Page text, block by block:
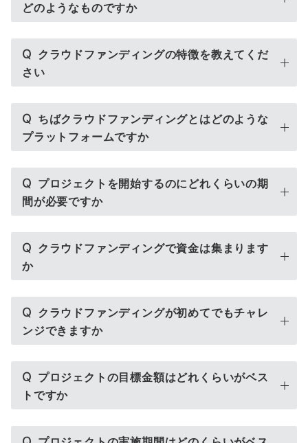
どのようなものですか
Q クラウドファンディングの特徴を教えてくだ
さい
Q ちばクラウドファンディングとはどのような
プラットフォームですか
Q プロジェクトを開始するのにどれくらいの期
間が必要ですか
Q クラウドファンディングで資金は集まります
か
Q クラウドファンディングが初めてでもチャレ
ンジできますか
Q プロジェクトの目標金額はどれくらいがベス
トですか